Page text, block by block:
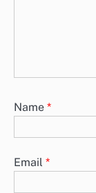
Name *
Email *